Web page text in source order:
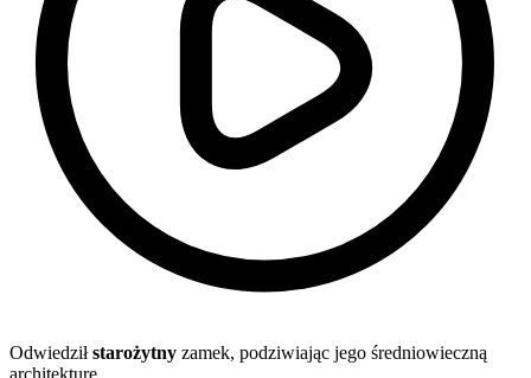
Odwiedziłstarożytny zamek, podziwiając jego średniowieczną
architekturę.